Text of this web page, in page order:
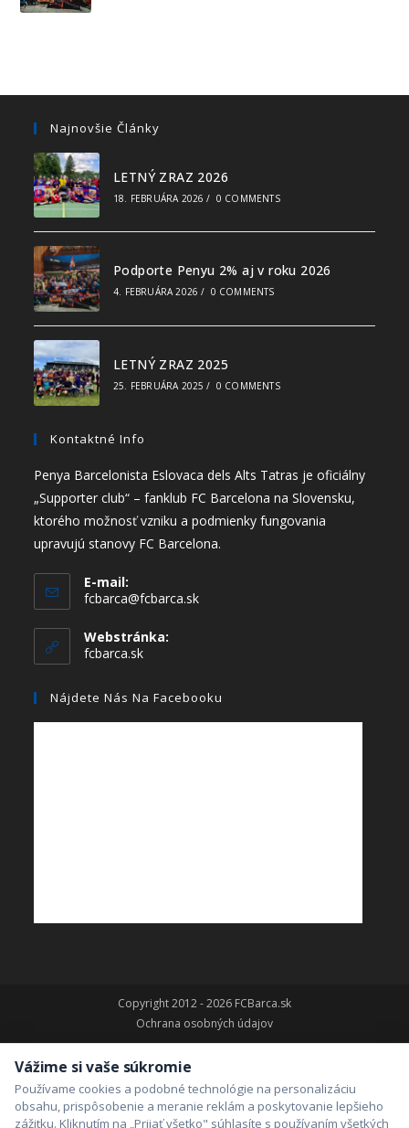
Najnovšie Články
LETNÝ ZRAZ 2026
18. FEBRUÁRA 2026 / 0 COMMENTS
Podporte Penyu 2% aj v roku 2026
4. FEBRUÁRA 2026 / 0 COMMENTS
LETNÝ ZRAZ 2025
25. FEBRUÁRA 2025 / 0 COMMENTS
Kontaktné Info
Penya Barcelonista Eslovaca dels Alts Tatras je oficiálny
„Supporter club“ – fanklub FC Barcelona na Slovensku,
ktorého možnosť vzniku a podmienky fungovania
upravujú stanovy FC Barcelona.
E-mail:
fcbarca@fcbarca.sk
Webstránka:
fcbarca.sk
Nájdete Nás Na Facebooku
Copyright 2012 - 2026 FCBarca.sk
Ochrana osobných údajov
Vážime si vaše súkromie
Používame cookies a podobné technológie na personalizáciu
obsahu, prispôsobenie a meranie reklám a poskytovanie lepšieho
zážitku. Kliknutím na „Prijať všetko" súhlasíte s používaním všetkých